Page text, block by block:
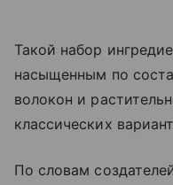
Такой набор
насыщенным по
волокон и
классических
По словам